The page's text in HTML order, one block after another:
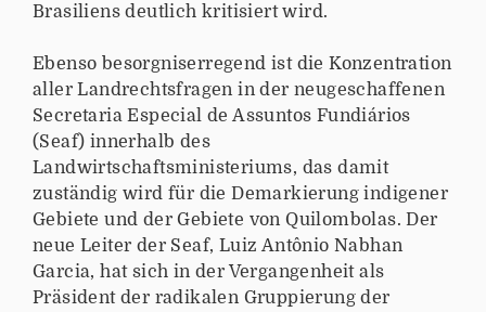
Brasiliens deutlich kritisiert wird.
Ebenso besorgniserregend ist die Konzentration
aller Landrechtsfragen in der neugeschaffenen
Secretaria Especial de Assuntos Fundiários
(Seaf) innerhalb des
Landwirtschaftsministeriums, das damit
zuständig wird für die Demarkierung indigener
Gebiete und der Gebiete von Quilombolas. Der
neue Leiter der Seaf, Luiz Antônio Nabhan
Garcia, hat sich in der Vergangenheit als
Präsident der radikalen Gruppierung der